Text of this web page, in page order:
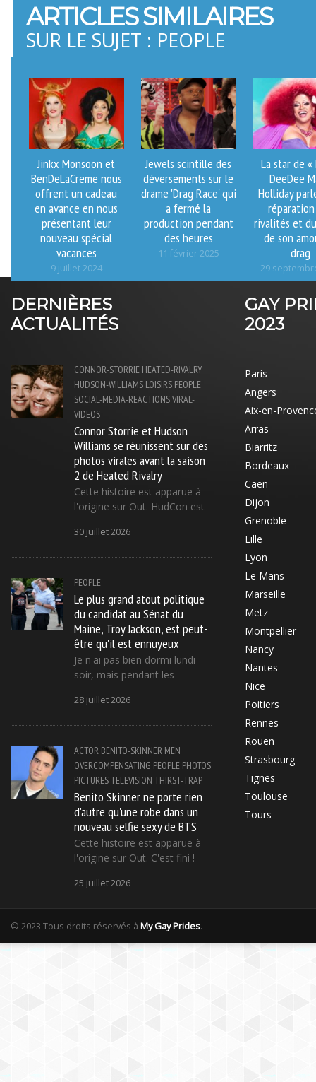
ARTICLES SIMILAIRES
SUR LE SUJET : PEOPLE
Jinkx Monsoon et
BenDeLaCreme nous
offrent un cadeau
en avance en nous
présentant leur
nouveau spécial
vacances
9 juillet 2024
Jewels scintille des
déversements sur le
drame 'Drag Race' qui
a fermé la
production pendant
des heures
11 février 2025
La star de «
DeeDee
Holliday
rivalités et
de son
drag
29
DERNIÈRES
ACTUALITÉS
CONNOR-STORRIE HEATED-RIVALRY
HUDSON-WILLIAMS LOISIRS PEOPLE
SOCIAL-MEDIA-REACTIONSVIRAL-
VIDEOS
Connor Storrie et Hudson
Williams se réunissent sur des
photos virales avant la saison
2 de Heated Rivalry
Cette histoire est apparue à
l'origine sur Out. HudCon est
30 juillet 2026
PEOPLE
Le plus grand atout politique
du candidat au Sénat du
Maine, Troy Jackson, est peut-
être qu'il est ennuyeux
Je n'ai pas bien dormi lundi
soir, mais pendant les
28 juillet 2026
ACTOR BENITO-SKINNER MEN
OVERCOMPENSATING PEOPLE PHOTOS
PICTURESTELEVISION THIRST-TRAP
Benito Skinner ne porte rien
d'autre qu'une robe dans un
nouveau selfie sexy de BTS
Cette histoire est apparue à
l'origine sur Out. C'est fini !
25 juillet 2026
GAY
2023
Paris
Angers
Aix-en-
Arras
Biarritz
Bordeaux
Caen
Dijon
Grenoble
Lille
Lyon
Le Mans
Marseille
Metz
Montpellier
Nancy
Nantes
Nice
Poitiers
Rennes
Rouen
Strasbourg
Tignes
Toulouse
Tours
© 2023 Tous droits réservés à My Gay Prides.